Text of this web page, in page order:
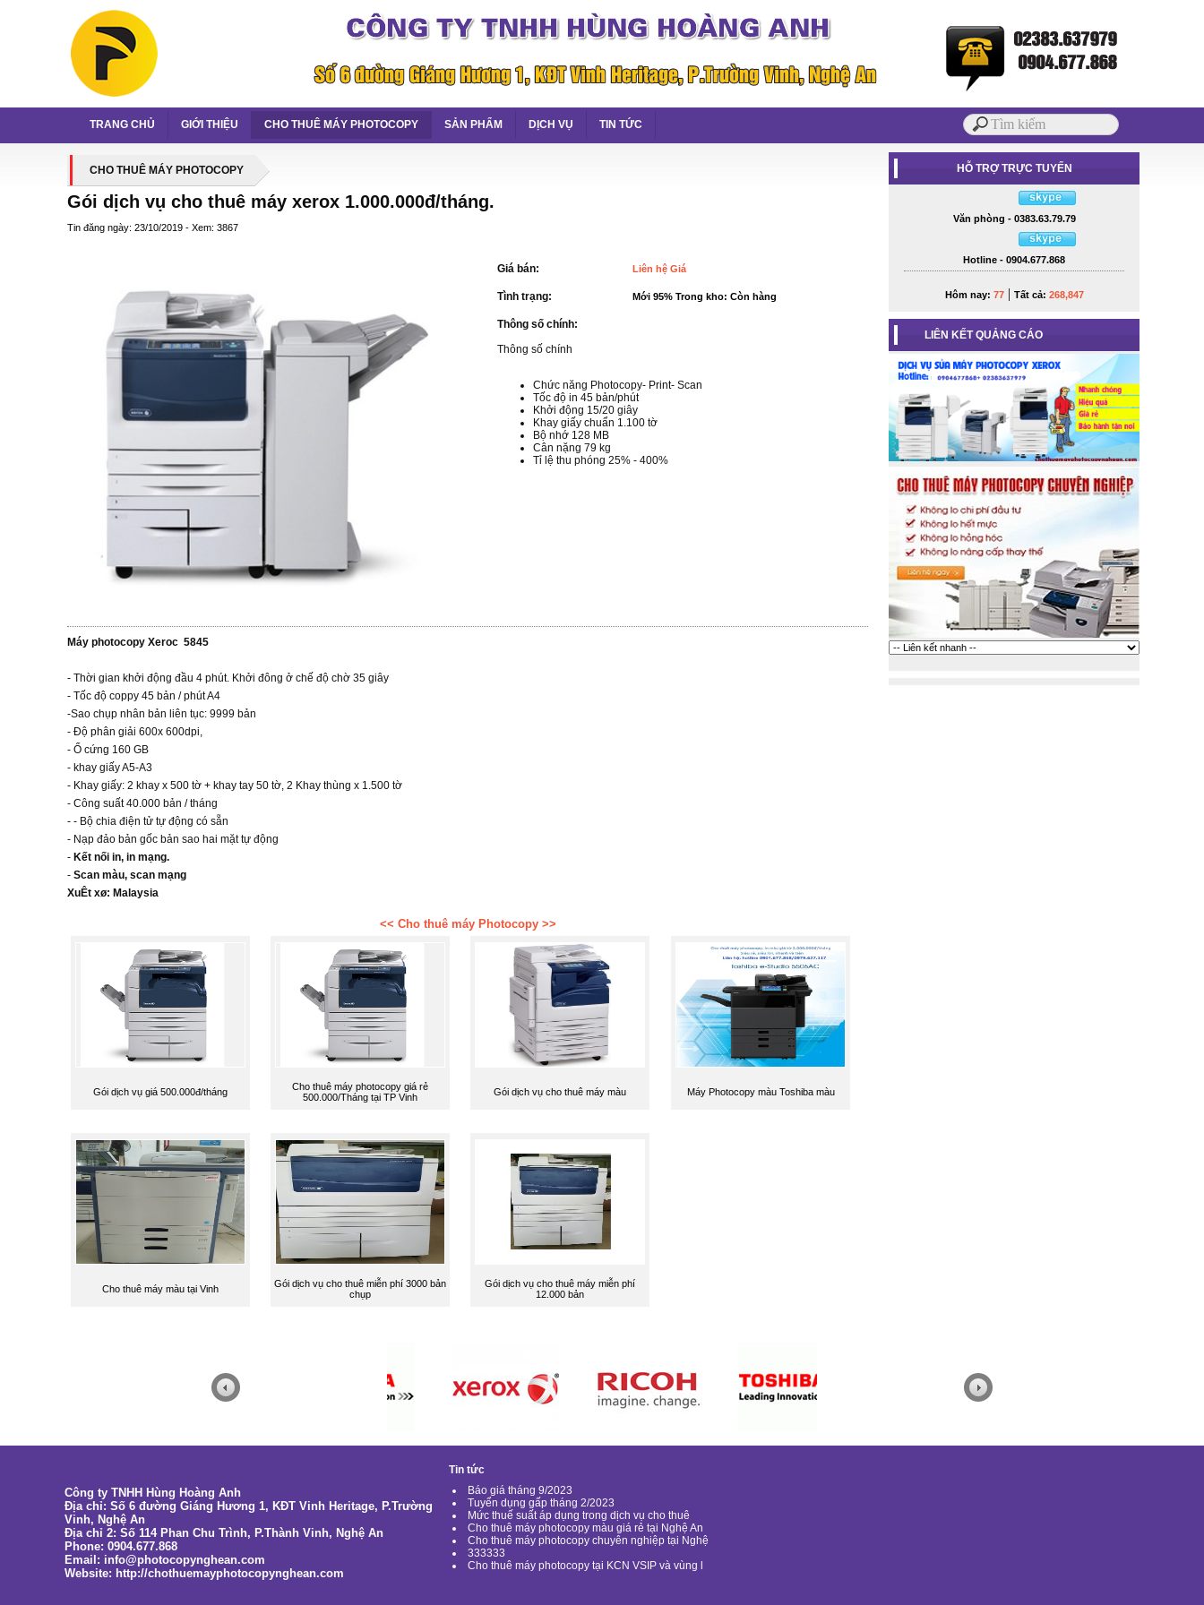
TRANG CHỦ GIỚI THIỆU CHO THUÊ MÁY PHOTOCOPY SẢN PHẨM DỊCH VỤ TIN TỨC
CHO THUÊ MÁY PHOTOCOPY
Gói dịch vụ cho thuê máy xerox 1.000.000đ/tháng.
Tin đăng ngày: 23/10/2019 - Xem: 3867
Giá bán: Liên hệ Giá
Tình trạng: Mới 95% Trong kho: Còn hàng
Thông số chính:
Thông số chính
Chức năng Photocopy- Print- Scan
Tốc độ in 45 bản/phút
Khởi động 15/20 giây
Khay giấy chuẩn 1.100 tờ
Bộ nhớ 128 MB
Cân nặng 79 kg
Tỉ lệ thu phóng 25% - 400%
Máy photocopy Xeroc 5845
- Thời gian khởi động đầu 4 phút. Khởi đông ở chế độ chờ 35 giây
- Tốc độ coppy 45 bản / phút A4
-Sao chụp nhân bản liên tục: 9999 bản
- Độ phân giải 600x 600dpi,
- Ổ cứng 160 GB
- khay giấy A5-A3
- Khay giấy: 2 khay x 500 tờ + khay tay 50 tờ, 2 Khay thùng x 1.500 tờ
- Công suất 40.000 bản / tháng
- - Bộ chia điện tử tự động có sẵn
- Nạp đảo bản gốc bản sao hai mặt tự động
- Kết nối in, in mạng.
- Scan màu, scan mạng
XuÊt xø: Malaysia
<< Cho thuê máy Photocopy >>
Gói dịch vụ giá 500.000đ/tháng
Cho thuê máy photocopy giá rẻ
500.000/Tháng tại TP Vinh
Gói dịch vụ cho thuê máy màu Máy Photocopy màu Toshiba màu
Cho thuê máy màu tại Vinh
Gói dịch vụ cho thuê miễn phí 3000 bản
chụp
Gói dịch vụ cho thuê máy miễn phí
12.000 bản
HỖ TRỢ TRỰC TUYẾN
Văn phòng - 0383.63.79.79
Hotline - 0904.677.868
Hôm nay: 77| Tất cả: 268,847
LIÊN KẾT QUẢNG CÁO
Công ty TNHH Hùng Hoàng Anh
Địa chỉ: Số 6 đường Giáng Hương 1, KĐT Vinh Heritage, P.Trường
Vinh, Nghệ An
Địa chỉ 2: Số 114 Phan Chu Trình, P.Thành Vinh, Nghệ An
Phone: 0904.677.868
Email: info@photocopynghean.com
Website: http://chothuemayphotocopynghean.com
Tin tức
Báo giá tháng 9/2023
Tuyển dụng gấp tháng 2/2023
Mức thuế suất áp dụng trong dịch vụ cho thuê
Cho thuê máy photocopy màu giá rẻ tại Nghệ An
Cho thuê máy photocopy chuyên nghiệp tại Nghệ
333333
Cho thuê máy photocopy tại KCN VSIP và vùng l